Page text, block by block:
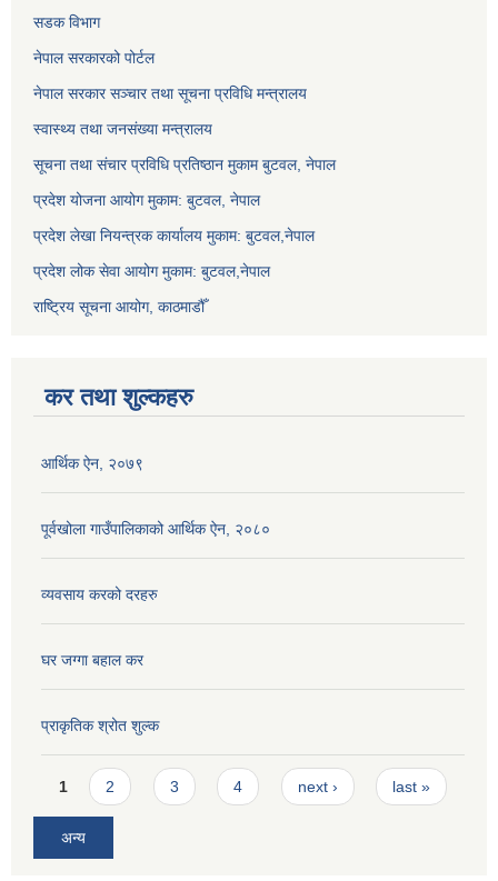
सडक विभाग
नेपाल सरकारको पोर्टल
नेपाल सरकार सञ्‍चार तथा सूचना प्रविधि मन्त्रालय
स्वास्थ्य तथा जनसंख्या मन्त्रालय
सूचना तथा संचार प्रविधि प्रतिष्ठान मुकाम बुटवल, नेपाल
प्रदेश योजना आयोग मुकाम: बुटवल, नेपाल
प्रदेश लेखा नियन्त्रक कार्यालय मुकाम: बुटवल,नेपाल
प्रदेश लोक सेवा आयोग मुकाम: बुटवल,नेपाल
राष्ट्रिय सूचना आयोग, काठमाडौँ
कर तथा शुल्कहरु
आर्थिक ऐन, २०७९
पूर्वखोला गाउँपालिकाको आर्थिक ऐन, २०८०
व्यवसाय करको दरहरु
घर जग्गा बहाल कर
प्राकृतिक श्रोत शुल्क
Pages
1 2 3 4 next › last »
अन्य